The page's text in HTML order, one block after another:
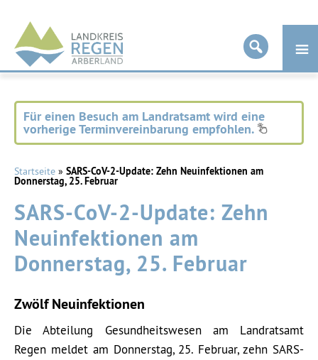
Landkreis
Regen
Für einen Besuch am Landratsamt wird eine
vorherige Terminvereinbarung empfohlen.
Startseite » SARS-CoV-2-Update: Zehn Neuinfektionen am
Donnerstag, 25. Februar
SARS-CoV-2-Update: Zehn
Neuinfektionen am
Donnerstag, 25. Februar
Zwölf Neuinfektionen
Die Abteilung Gesundheitswesen am Landratsamt
Regen meldet am Donnerstag, 25. Februar, zehn SARS-